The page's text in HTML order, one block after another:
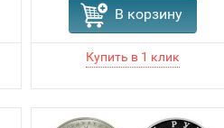
В корзину